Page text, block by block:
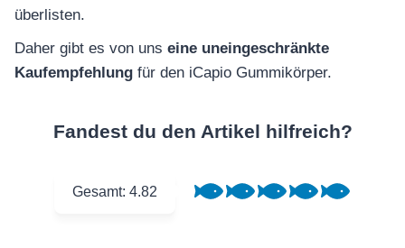
überlisten.
Daher gibt es von uns eine uneingeschränkte
Kaufempfehlung für den iCapio Gummikörper.
Fandest du den Artikel hilfreich?
Gesamt: 4.82